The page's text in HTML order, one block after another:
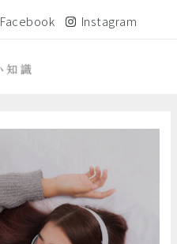
Facebook Instagram